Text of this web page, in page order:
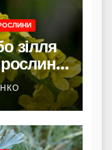
зілля